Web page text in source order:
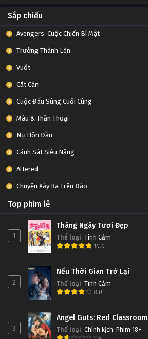
Sắp chiếu
Avengers: Cuộc Chiến Bí Mật
Trưởng Thành Lên
Vuốt
Cắt Cân
Cuộc Đấu Súng Cuối Cùng
Máu & Thần Thoại
Nụ Hôn Đầu
Cảnh Sát Siêu Năng
Altered
Chuyện Xảy Ra Trên Đảo
Top phim lẻ
1
Tháng Ngày Tươi Đẹp
Thể loại: Tình Cảm
10.0
2
Nếu Thời Gian Trở Lại
Thể loại: Tình Cảm
8.0
3
Angel Guts: Red Classroom
Thể loại: Chính kịch, Phim 18+